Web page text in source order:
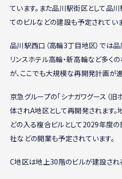
ています。また品川駅街区として品
てのビルなどの建設も予定されてい
品川駅西口（高輪3丁目地区）では品
リンスホテル高輪・新高輪など多く
が、ここでも大規模な再開発計画が
京急グループの「シナガワグース（旧
体されA地区として再開発されます。
どの入る複合ビルとして2029年度の
社などの開業も予定されています。
C地区は地上30階のビルが建設され